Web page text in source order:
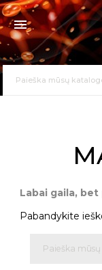

Labai gaila, bet
Pabandykite